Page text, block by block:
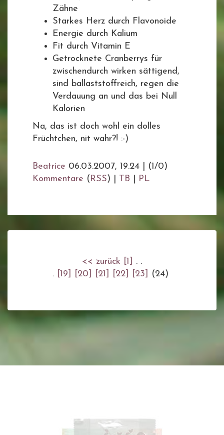
Zähne
Starkes Herz durch Flavonoide
Energie durch Kalium
Fit durch Vitamin E
Getrocknete Cranberrys für
zwischendurch wirken sättigend,
sind ballaststoffreich, regen die
Verdauung an und das bei Null
Kalorien
Na, das ist doch wohl ein dolles
Früchtchen, nit wahr?! :-)
Beatrice 06.03.2007, 19.24
(1/0)
Kommentare ( RSS) | TB PL
<< zurück [1]
. .
.
[19] [20] [21] [22] [23] (24)